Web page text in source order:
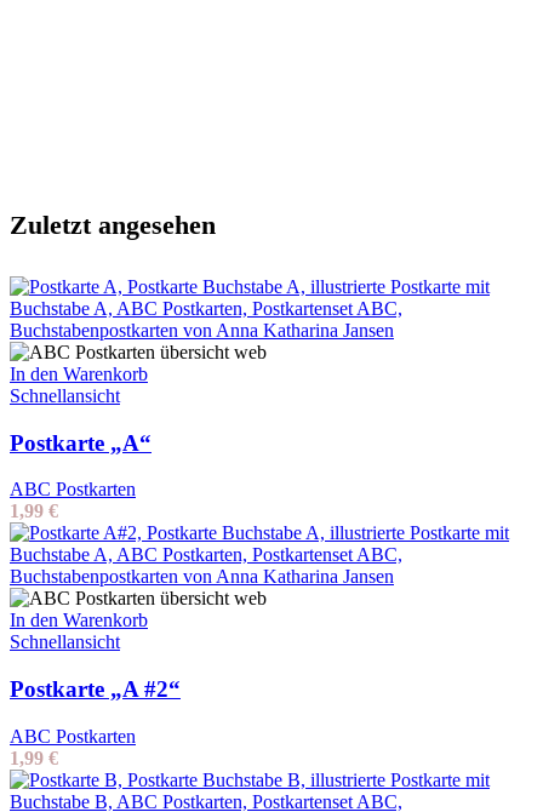
Zuletzt angesehen
In den Warenkorb
Schnellansicht
Postkarte „A“
ABC Postkarten
1,99 €
In den Warenkorb
Schnellansicht
Postkarte „A #2“
ABC Postkarten
1,99 €